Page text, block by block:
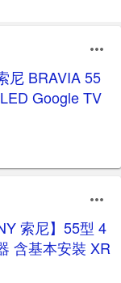
尼 BRAVIA 55
Google TV
索尼】55型 4
含基本安裝 XR